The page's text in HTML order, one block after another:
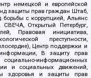
немецкой и европейской
защиты прав граждан Штаб,
с коррупцией, Альянс
Открытый Петербург,
Правовая инициатива,
преступности,
Центр поддержки и
В защиту прав
информационных
и социальных движений,
здоровья и защиты прав